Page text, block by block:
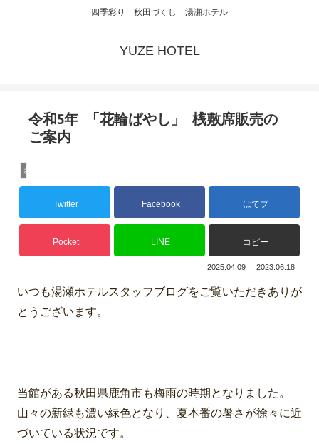
四季彩り 秋田づくし 湯瀬ホテル
YUZE HOTEL
令和5年 「花輪ばやし」 桟敷席販売の
ご案内
お知らせ
Twitter Facebook はてブ
Pocket LINE コピー
2025.04.09 2023.06.18
いつも湯瀬ホテルスタッフブログをご覧いただきありが
とうございます。
当館がある秋田県鹿角市も梅雨の時期となりました。
山々の新緑も濃い緑色となり、夏本番の暑さが徐々に近
づいている状況です。